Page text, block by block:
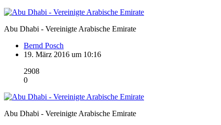
Abu Dhabi - Vereinigte Arabische Emirate
Bernd Posch
19. März 2016 um 10:16
2908
0
Abu Dhabi - Vereinigte Arabische Emirate